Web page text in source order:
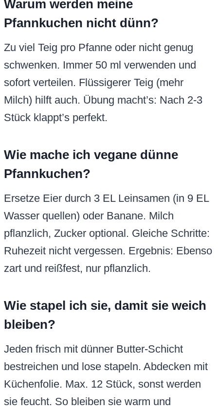
Warum werden meine
Pfannkuchen nicht dünn?
Zu viel Teig pro Pfanne oder nicht genug
schwenken. Immer 50 ml verwenden und
sofort verteilen. Flüssigerer Teig (mehr
Milch) hilft auch. Übung macht’s: Nach 2-3
Stück klappt’s perfekt.
Wie mache ich vegane dünne
Pfannkuchen?
Ersetze Eier durch 3 EL Leinsamen (in 9 EL
Wasser quellen) oder Banane. Milch
pflanzlich, Zucker optional. Gleiche Schritte:
Ruhezeit nicht vergessen. Ergebnis: Ebenso
zart und reißfest, nur pflanzlich.
Wie stapel ich sie, damit sie weich
bleiben?
Jeden frisch mit dünner Butter-Schicht
bestreichen und lose stapeln. Abdecken mit
Küchenfolie. Max. 12 Stück, sonst werden
sie feucht. So bleiben sie warm und